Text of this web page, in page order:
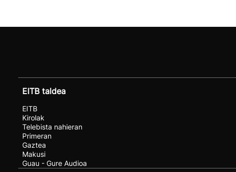
EITB taldea
EITB
Kirolak
Telebista nahieran
Primeran
Gaztea
Makusi
Guau - Gure Audioa